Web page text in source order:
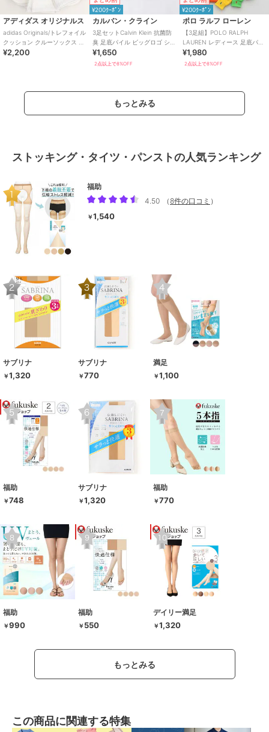
アディダス オリジナルス
adidas Originals/トレフォイル
クッション クルーソックス 3
足組
¥2,200
¥200ｸｰﾎﾟﾝ
カルバン・クライン
3足セットCalvin Klein 抗菌防
臭 足底パイル ビッグロゴ ショ
ート丈 ソックス
¥1,650
2点以上で8%OFF
¥200ｸｰﾎﾟﾝ
ポロ ラルフ ローレン
【3足組】POLO RALPH
LAUREN レディース 足底パイ
ル 多色 ショート丈ソックス
¥1,980
2点以上で8%OFF
もっとみる
ストッキング・タイツ・パンストの人気ランキング
福助
4.50
（8件の口コミ ）
￥1,540
サブリナ
￥1,320
サブリナ
￥770
満足
￥1,100
福助
￥748
サブリナ
￥1,320
福助
￥770
福助
￥990
福助
￥ 550
デイリー満足
￥1,320
もっとみる
この商品に関連する特集